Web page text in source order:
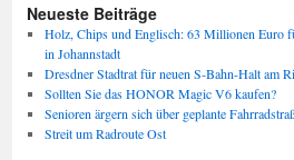
Neueste Beiträge
Holz, Chips und Englisch: 63 Millionen Euro
in Johannstadt
Dresdner Stadtrat für neuen S-Bahn-Halt am
Sollten Sie das HONOR Magic V6 kaufen?
Senioren ärgern sich über geplante
Streit um Radroute Ost